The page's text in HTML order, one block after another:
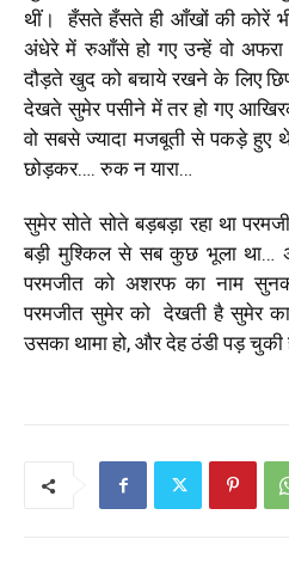
थीं। हँसते हँसते ही आँखों की कोरें
अंधेरे में रुआँसे हो गए उन्हें वो अफरा
दौड़ते खुद को बचाये रखने के लिए
देखते सुमेर पसीने में तर हो गए
वो सबसे ज्यादा मजबूती से पकड़े
छोड़कर…. रुक न यारा…
सुमेर सोते सोते बड़बड़ा रहा था
बड़ी मुश्किल से सब कुछ भूला
परमजीत को अशरफ का नाम
परमजीत सुमेर को देखती है सुमेर
उसका थामा हो, और देह ठंडी पड़ चुकी